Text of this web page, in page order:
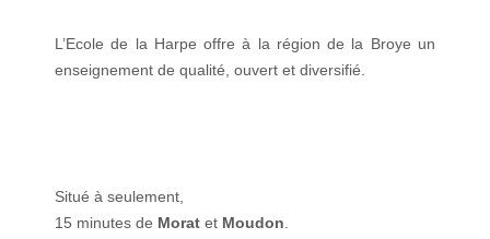
L’Ecole de la Harpe offre à la région de la Broye un
enseignement de qualité, ouvert et diversifié.
Situé à seulement,
15 minutes de Morat et Moudon